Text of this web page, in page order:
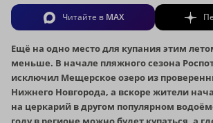
Читайте в MAX
Ещё на одно место для купания этим
меньше. В начале пляжного сезона
исключил Мещерское озеро из
Нижнего Новгорода, а вскоре жители
на церкарий в другом популярном